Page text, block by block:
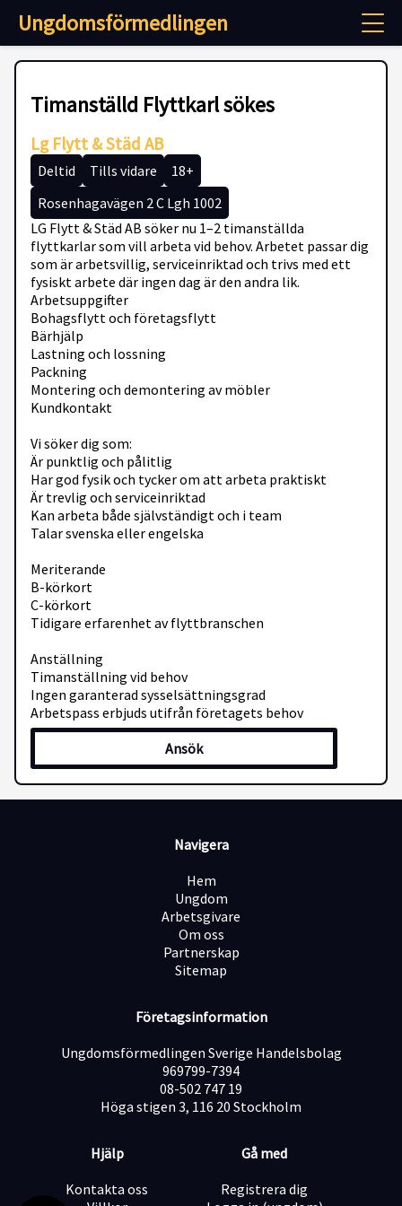
Ungdomsförmedlingen
Timanställd Flyttkarl sökes
Lg Flytt & Städ AB
Deltid Tills vidare
18+
Rosenhagavägen 2 C Lgh 1002
LG Flytt & Städ AB söker nu 1–2 timanställda
flyttkarlar som vill arbeta vid behov. Arbetet passar dig
som är arbetsvillig, serviceinriktad och trivs med ett
fysiskt arbete där ingen dag är den andra lik.
Arbetsuppgifter
Bohagsflytt och företagsflytt
Bärhjälp
Lastning och lossning
Packning
Montering och demontering av möbler
Kundkontakt
Vi söker dig som:
Är punktlig och pålitlig
Har god fysik och tycker om att arbeta praktiskt
Är trevlig och serviceinriktad
Kan arbeta både självständigt och i team
Talar svenska eller engelska
Meriterande
B-körkort
C-körkort
Tidigare erfarenhet av flyttbranschen
Anställning
Timanställning vid behov
Ingen garanterad sysselsättningsgrad
Arbetspass erbjuds utifrån företagets behov
Kontakta oss på 0708-44 53 56 eller mail :
Info@lgflyttstad.se
Ansök
Navigera
Hem
Ungdom
Arbetsgivare
Om oss
Partnerskap
Sitemap
Företagsinformation
Ungdomsförmedlingen Sverige Handelsbolag
969799-7394
08-502 747 19
Höga stigen 3, 116 20 Stockholm
Hjälp
Kontakta oss
Gå med
Registrera dig